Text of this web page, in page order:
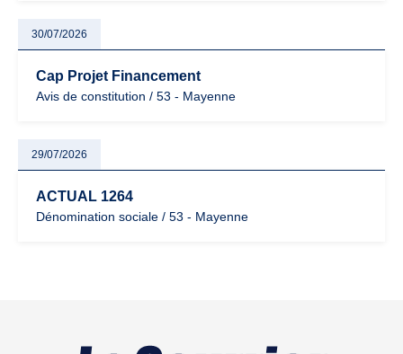
30/07/2026
Cap Projet Financement
Avis de constitution / 53 - Mayenne
29/07/2026
ACTUAL 1264
Dénomination sociale / 53 - Mayenne